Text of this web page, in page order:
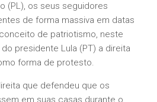
(PL), os seus seguidores
de forma massiva em datas
de patriotismo, neste
presidente Lula (PT) a direita
forma de protesto.
que defendeu que os
em suas casas durante o